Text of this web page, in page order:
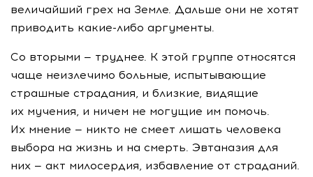
величайший грех на Земле. Дальше они не хотят
приводить какие-либо аргументы.
Со вторыми — труднее. К этой группе относятся
чаще неизлечимо больные, испытывающие
страшные страдания, и близкие, видящие
их мучения, и ничем не могущие им помочь.
Их мнение — никто не смеет лишать человека
выбора на жизнь и на смерть. Эвтаназия для
них — акт милосердия, избавление от страданий.